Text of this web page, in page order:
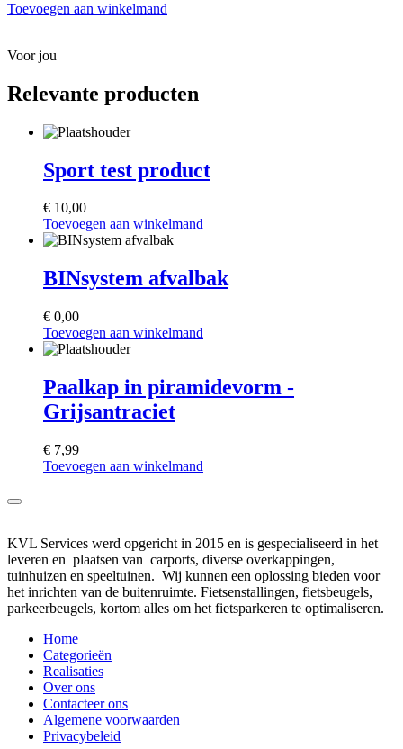
Toevoegen aan winkelmand
Voor jou
Relevante producten
Sport test product
€ 10,00
Toevoegen aan winkelmand
BINsystem afvalbak
€ 0,00
Toevoegen aan winkelmand
Paalkap in piramidevorm -
Grijsantraciet
€ 7,99
Toevoegen aan winkelmand
KVL Services werd opgericht in 2015 en is gespecialiseerd in het
leveren en plaatsen van carports, diverse overkappingen,
tuinhuizen en speeltuinen. Wij kunnen een oplossing bieden voor
het inrichten van de buitenruimte. Fietsenstallingen, fietsbeugels,
parkeerbeugels, kortom alles om het fietsparkeren te optimaliseren.
Home
Categorieën
Realisaties
Over ons
Contacteer ons
Algemene voorwaarden
Privacybeleid